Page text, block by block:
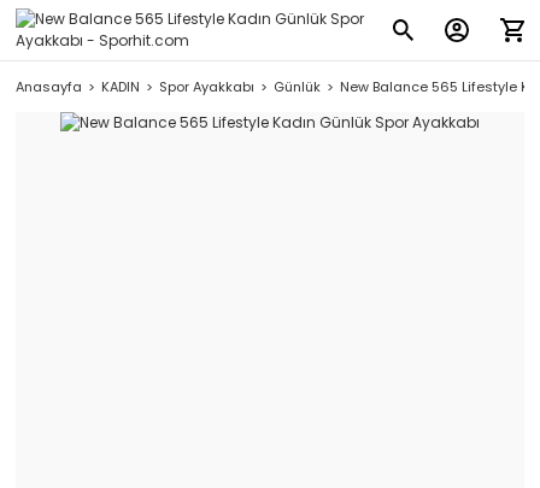
Anasayfa KADIN Spor Ayakkabı Günlük New Balance 565 Lifestyle